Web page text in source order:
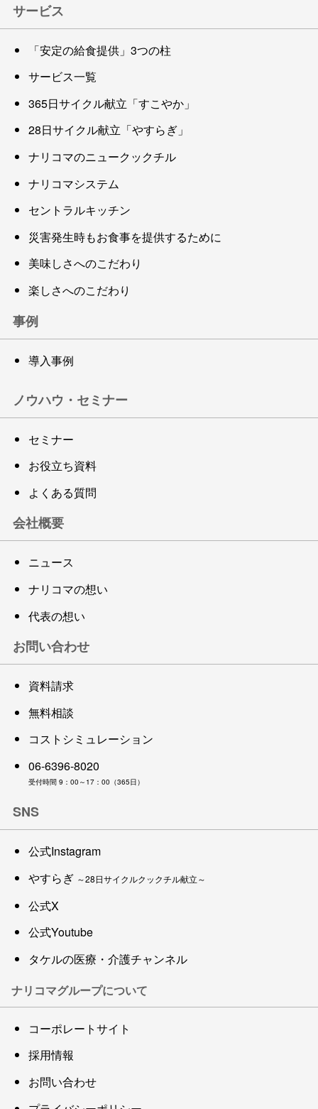
サービス
「安定の給食提供」3つの柱
サービス一覧
365日サイクル献立「すこやか」
28日サイクル献立「やすらぎ」
ナリコマのニュークックチル
ナリコマシステム
セントラルキッチン
災害発生時もお食事を提供するために
美味しさへのこだわり
楽しさへのこだわり
事例
導入事例
ノウハウ・セミナー
セミナー
お役立ち資料
よくある質問
会社概要
ニュース
ナリコマの想い
代表の想い
お問い合わせ
資料請求
無料相談
コストシミュレーション
06-6396-8020
受付時間 9：00～17：00（365日）
SNS
公式Instagram
やすらぎ ～28日サイクルクックチル献立～
公式X
公式Youtube
タケルの医療・介護チャンネル
ナリコマグループについて
コーポレートサイト
採用情報
お問い合わせ